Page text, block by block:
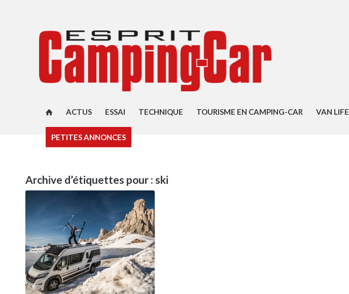
ACTUS ESSAI TECHNIQUE TOURISME EN CAMPING-CAR VAN LIFE
PETITES ANNONCES
Archive d’étiquettes pour : ski